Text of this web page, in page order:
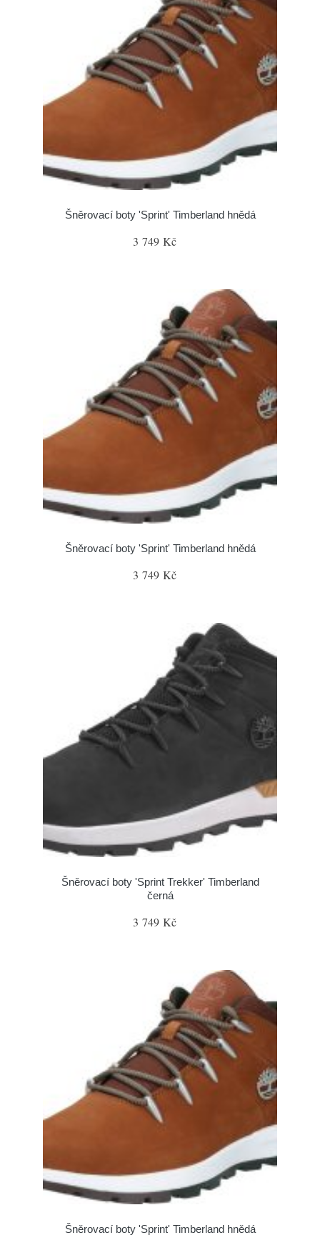
Šněrovací boty 'Sprint' Timberland hnědá
3 749 Kč
Šněrovací boty 'Sprint' Timberland hnědá
3 749 Kč
Šněrovací boty 'Sprint Trekker' Timberland
černá
3 749 Kč
Šněrovací boty 'Sprint' Timberland hnědá